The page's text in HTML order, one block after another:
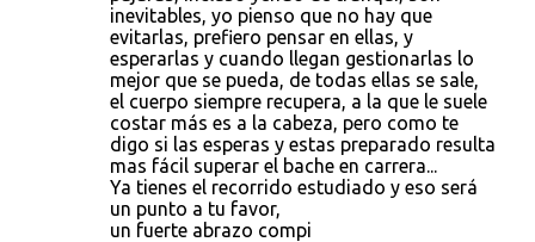
inevitables, yo pienso que no hay que
evitarlas, prefiero pensar en ellas, y
esperarlas y cuando llegan gestionarlas lo
mejor que se pueda, de todas ellas se sale,
el cuerpo siempre recupera, a la que le suele
costar más es a la cabeza, pero como te
digo si las esperas y estas preparado resulta
mas fácil superar el bache en carrera...
Ya tienes el recorrido estudiado y eso será
un punto a tu favor,
un fuerte abrazo compi